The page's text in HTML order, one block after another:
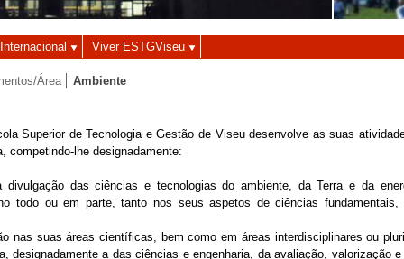
Palavra-chave
Internacional Viver ESTGViseu
Área Ambiente
Superior de Tecnologia e Gestão de Viseu desenvolve as suas
competindo-lhe designadamente:
das ciências e tecnologias do ambiente, da Terra e da
todo ou em parte, tanto nos seus aspetos de ciências
nas suas áreas científicas, bem como em áreas interdisciplinares ou
designadamente a das ciências e engenharia, da avaliação, valorização